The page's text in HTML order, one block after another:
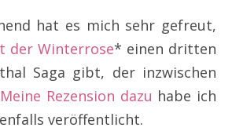
hat es mich sehr gefreut,
der Winterrose* einen dritten
Saga gibt, der inzwischen
Meine Rezension dazu habe ich
veröffentlicht.